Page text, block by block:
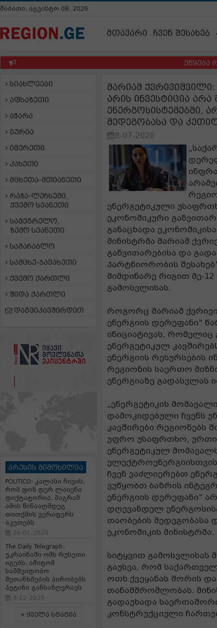
შაბათი, აგვისტო 08, 2026
მთავარი ჩვენ შესახებ
უწყება
სიახლეები
აფხაზეთი
აჭარა
გურია
იმერეთი
კახეთი
მცხეთა-მთიანეთი
რაჭა-ლეჩხუმი,
ქვემო სვანეთი
სამეგრელო,
ზემო სვანეთი
სამაჩაბლო
სამცხე-ჯავახეთი
ქვემო ქართლი
შიდა ქართლი
დაგვიკავშირდით
პრესის მიმოხილვა
POLITICO: კალასი ჩივის,
რომ ფონ დერ ლაიენი
დიქტატორია, მაგრამ
ამის წინააღმდეგ
თითქმის ვერაფერს
აკეთებს
26-01-2026
The Daily Telegraph:
უკრაინაში ომს რუსეთი
იგებს, ამიტომ
სამშვიდობო
შეთანხმების პირობებს
პუტინი განსაზღვრავს
3-12-2025
ყველა სტატია
მარიამ
არის ინვესტიცია
ენერგოსისტემებში,
მედეგობასა და
8-07-2026
ენერგეტიკული
ეკონომიკური
განაცხადა
მინისტრმა მარიამ
განვითარებისა და
პარტნიორობის
მიმდინარე რიგით მე-
გამოსვლისას.
როგორც მარიამ
ენერგიის დერეფანი"
ინიციატივას,
ენერგეტიკულ
ენერგიის რესურსების
რეგიონის საერთო
ენერგიაზე გადასვლას
„ენერგეტიკის
დამოკიდებული ჩვენს
კავშირები რეგიონებს
უფრო უსაფრთხო,
ენერგეტიკულ
ჩვენ ვაძლიერებთ
ვუწყობთ ბაზრის
ენერგიის დერეფანი"
დღევანდელ
თაობების მედეგობასა
ეკონომიკის მინისტრმა.
სიტყვით გამოსვლისას
გაუსვა, რომ
ოთხ ქვეყანას შორის
თანამშრომლობას.
გადაუხადა
კონსტრუქციული